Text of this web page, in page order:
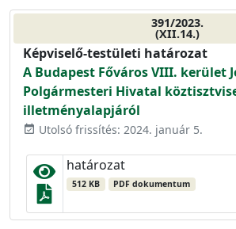
391/2023.
(XII.14.)
Képviselő-testületi határozat
A Budapest Főváros VIII. kerület
Polgármesteri Hivatal
illetményalapjáról
event_available Utolsó frissítés: 2024. január 5.
határozat
512 KB PDF dokumentum